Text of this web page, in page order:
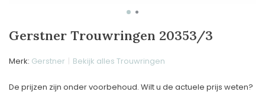
Gerstner Trouwringen 20353/3
Merk: Gerstner Bekijk alles Trouwringen
De prijzen zijn onder voorbehoud. Wilt u de actuele prijs weten?